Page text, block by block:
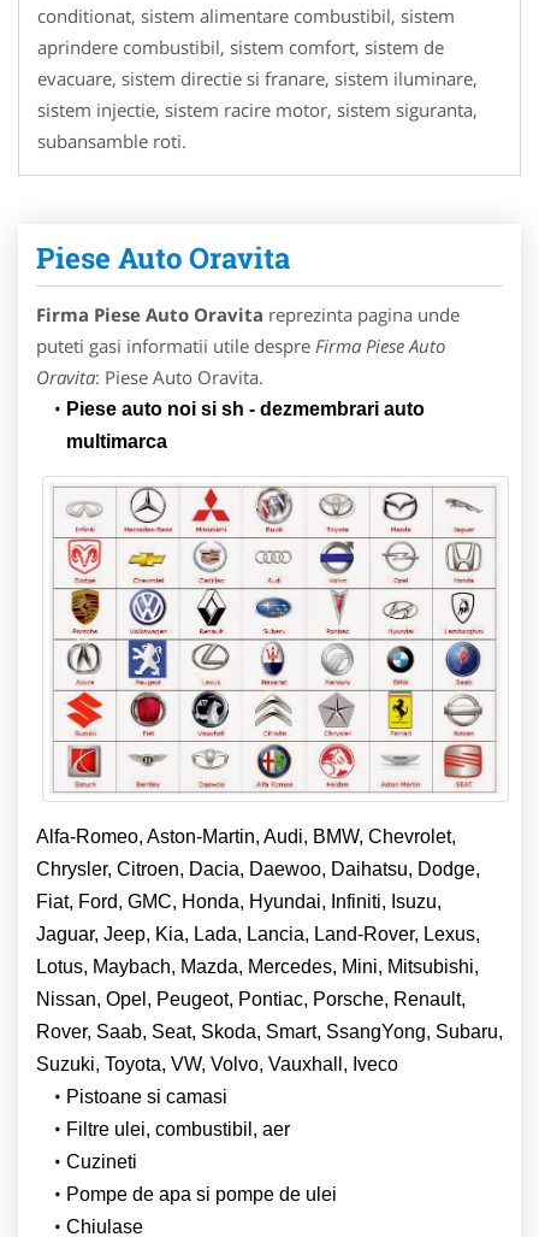
conditionat, sistem alimentare combustibil, sistem
aprindere combustibil, sistem comfort, sistem de
evacuare, sistem directie si franare, sistem iluminare,
sistem injectie, sistem racire motor, sistem siguranta,
subansamble roti.
Piese Auto Oravita
Firma Piese Auto Oravita reprezinta pagina unde
puteti gasi informatii utile despre Firma Piese Auto
Oravita: Piese Auto Oravita.
Piese auto noi si sh - dezmembrari auto
multimarca
Alfa-Romeo, Aston-Martin, Audi, BMW, Chevrolet,
Chrysler, Citroen, Dacia, Daewoo, Daihatsu, Dodge,
Fiat, Ford, GMC, Honda, Hyundai, Infiniti, Isuzu,
Jaguar, Jeep, Kia, Lada, Lancia, Land-Rover, Lexus,
Lotus, Maybach, Mazda, Mercedes, Mini, Mitsubishi,
Nissan, Opel, Peugeot, Pontiac, Porsche, Renault,
Rover, Saab, Seat, Skoda, Smart, SsangYong, Subaru,
Suzuki, Toyota, VW, Volvo, Vauxhall, Iveco
Pistoane si camasi
Filtre ulei, combustibil, aer
Cuzineti
Pompe de apa si pompe de ulei
Chiulase